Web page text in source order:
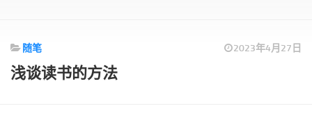
随笔 2023年4月27日
浅谈读书的方法